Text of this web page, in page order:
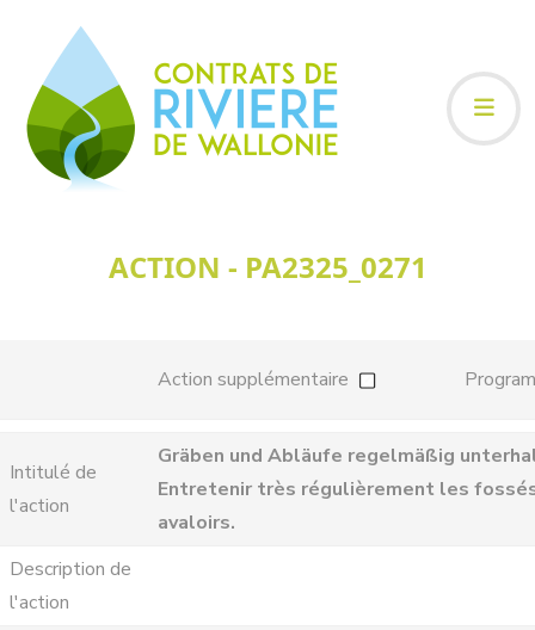
ACTION - PA2325_0271
Action supplémentaire
Intitulé de
l'action
Gräben und Abläufe regelmäßig
Entretenir très régulièrement les
avaloirs.
Description de
l'action